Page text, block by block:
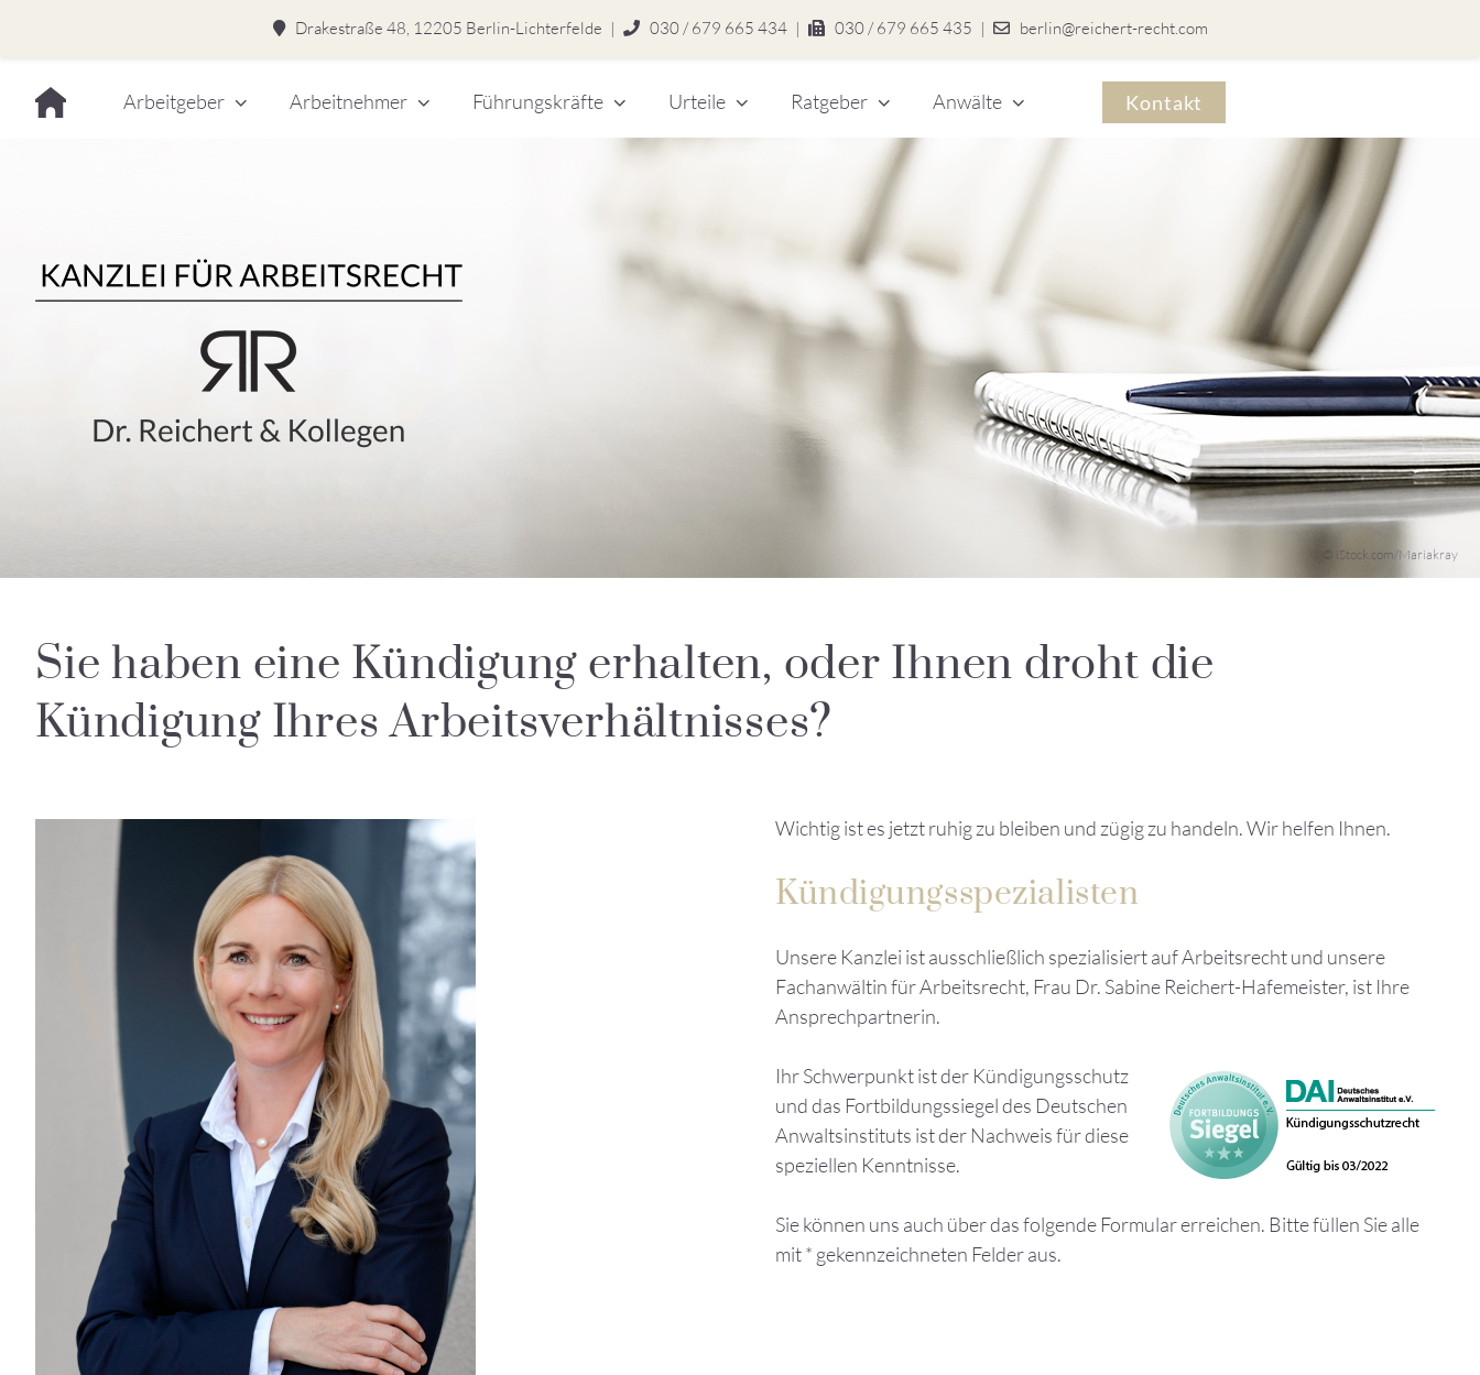
Drakestraße 48, 12205 Berlin-Lichterfelde | 030 / 679 665 434 | 030 / 679 665 435 | berlin@reichert-recht.com
Arbeitgeber Arbeitnehmer Führungskräfte Urteile Ratgeber Anwälte Kontakt
Dr.
Reichert
© iStock.com/Mariakray
Sie haben eine Kündigung erhalten, oder Ihnen droht die
Kündigung Ihres Arbeitsverhältnisses?
Wichtig ist es jetzt ruhig zu bleiben und zügig zu handeln. Wir helfen Ihnen.
Kündigungsspezialisten
Unsere Kanzlei ist ausschließlich spezialisiert auf Arbeitsrecht und unsere
Fachanwältin für Arbeitsrecht, Frau Dr. Sabine Reichert-Hafemeister, ist Ihre
Ansprechpartnerin.
Ihr Schwerpunkt ist der Kündigungsschutz
und das Fortbildungssiegel des Deutschen
Anwaltsinstituts ist der Nachweis für diese
speziellen Kenntnisse.
Sie können uns auch über das folgende Formular erreichen. Bitte füllen Sie alle
mit * gekennzeichneten Felder aus.